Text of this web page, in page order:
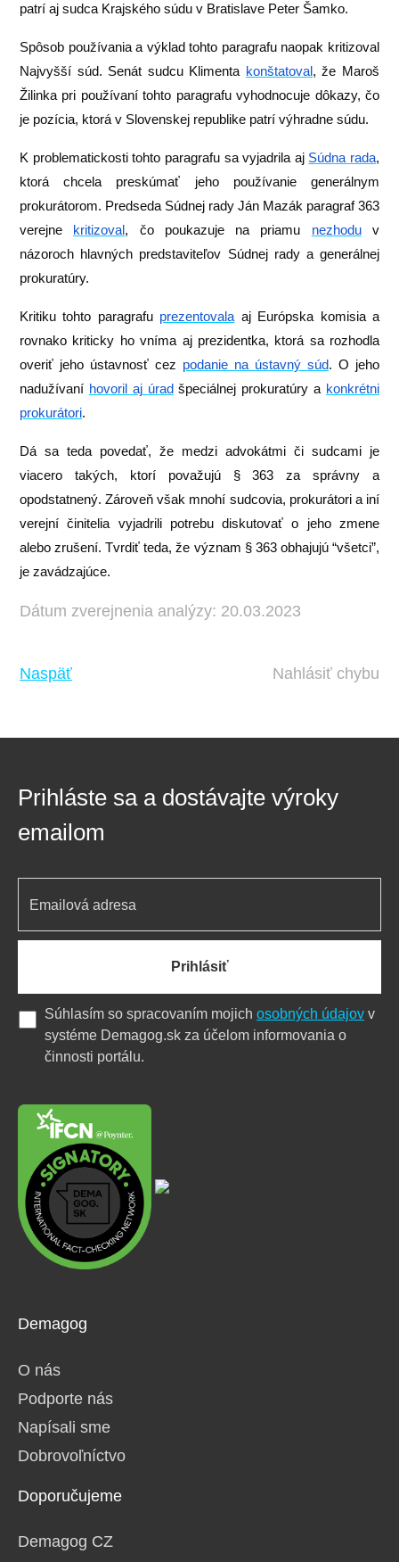
patrí aj sudca Krajského súdu v Bratislave Peter Šamko.
Spôsob používania a výklad tohto paragrafu naopak kritizoval
Najvyšší súd. Senát sudcu Klimenta konštatoval, že Maroš
Žilinka pri používaní tohto paragrafu vyhodnocuje dôkazy, čo
je pozícia, ktorá v Slovenskej republike patrí výhradne súdu.
K problematickosti tohto paragrafu sa vyjadrila aj Súdna rada,
ktorá chcela preskúmať jeho používanie generálnym
prokurátorom. Predseda Súdnej rady Ján Mazák paragraf 363
verejne kritizoval, čo poukazuje na priamu nezhoduv
názoroch hlavných predstaviteľov Súdnej rady a generálnej
prokuratúry.
Kritiku tohto paragrafu prezentovala aj Európska komisia a
rovnako kriticky ho vníma aj prezidentka, ktorá sa rozhodla
overiť jeho ústavnosť cez podanie na ústavný súd. O jeho
nadužívaní hovoril aj úradšpeciálnej prokuratúry a konkrétni
prokurátori.
Dá sa teda povedať, že medzi advokátmi či sudcami je
viacero takých, ktorí považujú § 363 za správny a
opodstatnený. Zároveň však mnohí sudcovia, prokurátori a iní
verejní činitelia vyjadrili potrebu diskutovať o jeho zmene
alebo zrušení. Tvrdiť teda, že význam § 363 obhajujú “všetci”,
je zavádzajúce.
Dátum zverejnenia analýzy: 20.03.2023
Naspäť Nahlásiť chybu
Demagog
O nás
Podporte nás
Napísali sme
Dobrovoľníctvo
Doporučujeme
Demagog CZ
Prihláste sa a dostávajte výroky
emailom
Prihlásiť
Súhlasím so spracovaním mojich osobných údajov v
systéme Demagog.sk za účelom informovania o
činnosti portálu.